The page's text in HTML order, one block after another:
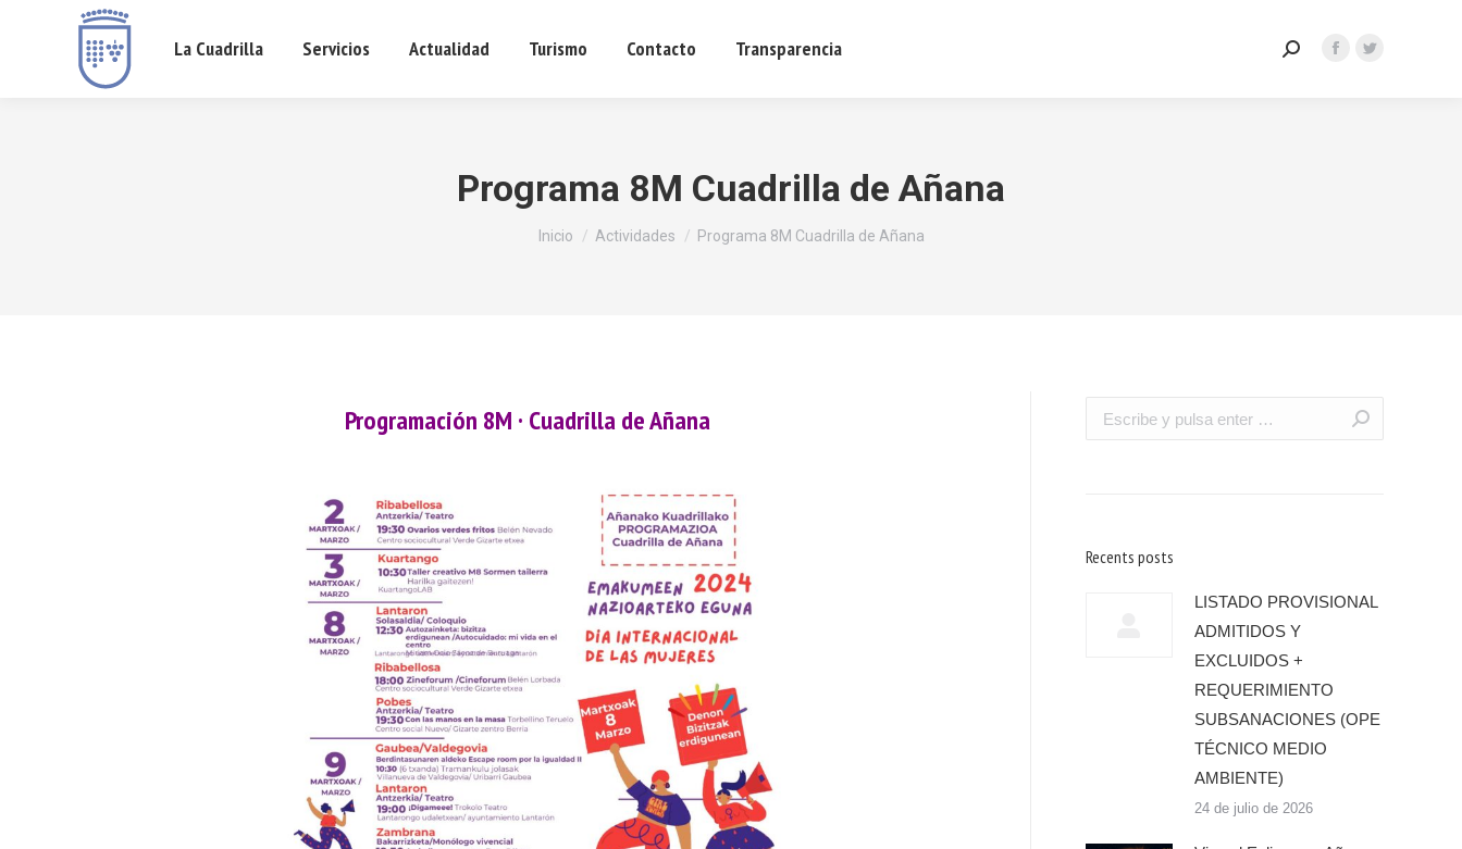
La Cuadrilla Servicios Actualidad Turismo Contacto Transparencia
Programa 8M Cuadrilla de Añana
Estás aquí:
Inicio Actividades Programa 8M Cuadrilla de Añana
Programación 8M · Cuadrilla de Añana
Recents posts
LISTADO PROVISIONAL
ADMITIDOS Y
EXCLUIDOS +
REQUERIMIENTO
SUBSANACIONES (OPE
TÉCNICO MEDIO
AMBIENTE)
24 de julio de 2026